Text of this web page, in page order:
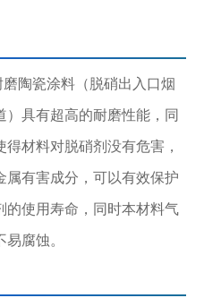
陶瓷涂料（脱硝出入口烟
具有超高的耐磨性能，同
材料对脱硝剂没有危害，
属有害成分，可以有效保护
的使用寿命，同时本材料气
腐蚀。